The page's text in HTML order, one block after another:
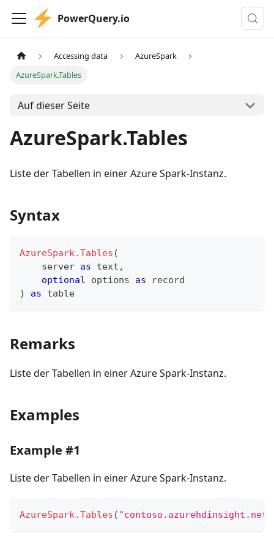
PowerQuery.io
Accessing data
AzureSpark
AzureSpark.Tables
Auf dieser Seite
AzureSpark.Tables
Liste der Tabellen in einer Azure Spark-Instanz.
Syntax
AzureSpark.Tables (
    server
as text ,
optional options as
record
)
as table
Remarks
Liste der Tabellen in einer Azure Spark-Instanz.
Examples
Example #1
Liste der Tabellen in einer Azure Spark-Instanz.
AzureSpark.Tables ( "contoso.azurehdinsight.net"